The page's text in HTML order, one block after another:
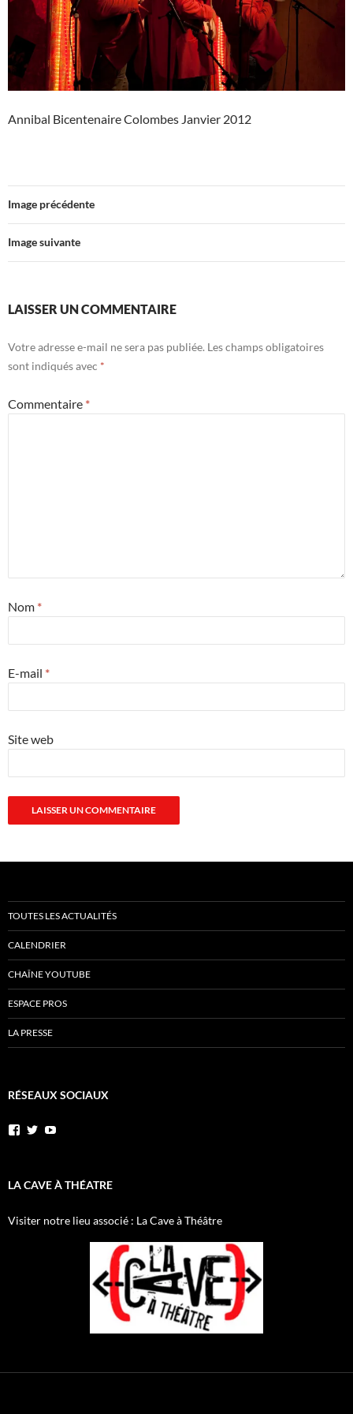
Annibal Bicentenaire Colombes Janvier 2012
Image précédente
Image suivante
LAISSER UN COMMENTAIRE
Votre adresse e-mail ne sera pas publiée. Les champs obligatoires
sont indiqués avec *
Commentaire *
Nom *
E-mail *
Site web
TOUTES LES ACTUALITÉS
CALENDRIER
CHAÎNE YOUTUBE
ESPACE PROS
LA PRESSE
RÉSEAUX SOCIAUX
Voir
AnnibalEtSesElephants
sur
Voir
annibal_lacave
sur
LA CAVE À THÉATRE
Visiter notre lieu associé : La Cave à Théâtre